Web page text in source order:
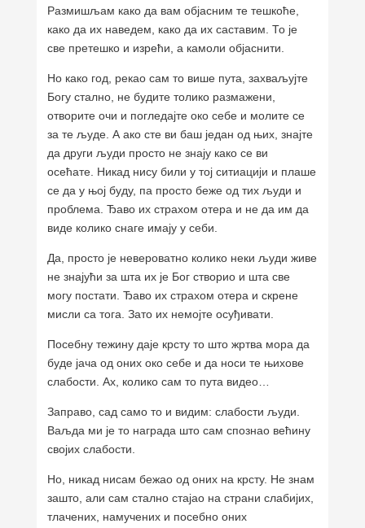
Размишљам како да вам објасним те тешкоће,
како да их наведем, како да их саставим. То је
све претешко и изрећи, а камоли објаснити.
Но како год, рекао сам то више пута, захваљујте
Богу стално, не будите толико размажени,
отворите очи и погледајте око себе и молите се
за те људе. А ако сте ви баш један од њих, знајте
да други људи просто не знају како се ви
осећате. Никад нису били у тој ситиацији и плаше
се да у њој буду, па просто беже од тих људи и
проблема. Ђаво их страхом отера и не да им да
виде колико снаге имају у себи.
Да, просто је невероватно колико неки људи живе
не знајући за шта их је Бог створио и шта све
могу постати. Ђаво их страхом отера и скрене
мисли са тога. Зато их немојте осуђивати.
Посебну тежину даје крсту то што жртва мора да
буде јача од оних око себе и да носи те њихове
слабости. Ах, колико сам то пута видео…
Заправо, сад само то и видим: слабости људи.
Ваљда ми је то награда што сам спознао већину
својих слабости.
Но, никад нисам бежао од оних на крсту. Не знам
зашто, али сам стално стајао на страни слабијих,
тлачених, намучених и посебно оних